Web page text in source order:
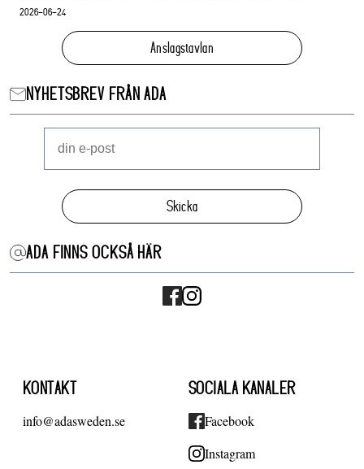
2026-06-24
Anslagstavlan
NYHETSBREV FRÅN ADA
Skicka
ADA FINNS OCKSÅ HÄR
KONTAKT
info@adasweden.se
SOCIALA KANALER
Facebook
Instagram